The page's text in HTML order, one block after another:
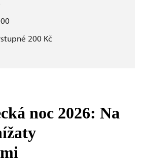
200 Kč
noc 2026: Na